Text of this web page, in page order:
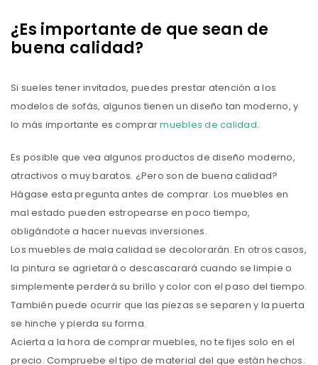
¿Es importante de que sean de
buena calidad?
Si sueles tener invitados, puedes prestar atención a los
modelos de sofás, algunos tienen un diseño tan moderno, y
lo más importante es comprarmuebles de calidad.
Es posible que vea algunos productos de diseño moderno,
atractivos o muy baratos. ¿Pero son de buena calidad?
Hágase esta pregunta antes de comprar. Los muebles en
mal estado pueden estropearse en poco tiempo,
obligándote a hacer nuevas inversiones.
Los muebles de mala calidad se decolorarán. En otros casos,
la pintura se agrietará o descascarará cuando se limpie o
simplemente perderá su brillo y color con el paso del tiempo.
También puede ocurrir que las piezas se separen y la puerta
se hinche y pierda su forma.
Acierta a la hora de comprar muebles, no te fijes solo en el
precio. Compruebe el tipo de material del que están hechos.